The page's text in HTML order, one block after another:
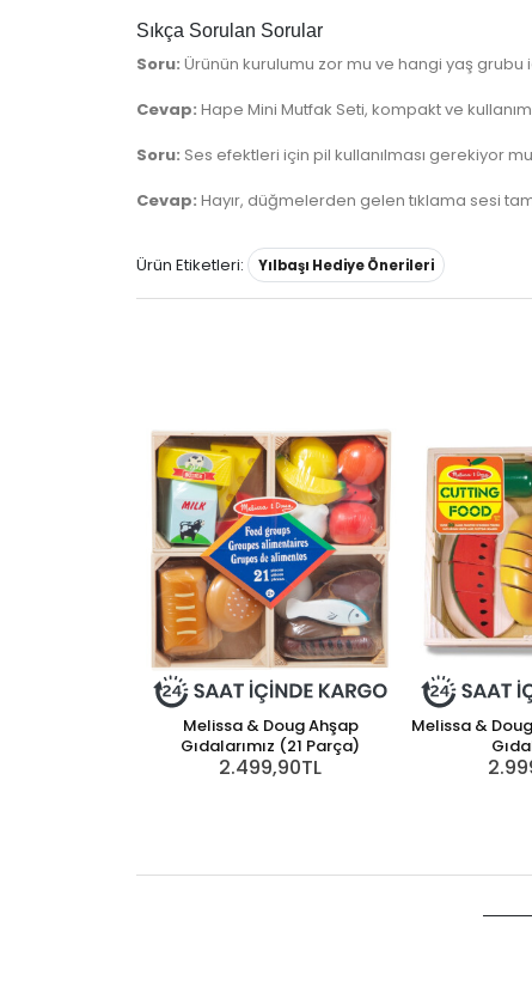
Sıkça Sorulan Sorular
Soru: Ürünün kurulumu zor mu ve hangi yaş grubu
Cevap: Hape Mini Mutfak Seti, kompakt ve
Soru: Ses efektleri için pil kullanılması gerekiyor
Cevap: Hayır, düğmelerden gelen tıklama sesi
Ürün Etiketleri: Yılbaşı Hediye Önerileri
Melissa & Doug Ahşap
Gıdalarımız (21 Parça)
2.499,90TL
Melissa &